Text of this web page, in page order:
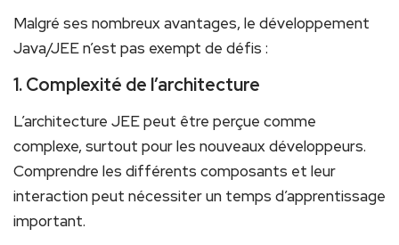
Malgré ses nombreux ‍avantages, le développement ​
Java/JEE n’est pas exempt de défis :
1. Complexité de l’architecture
L’architecture JEE peut ‌être perçue comme
complexe,‍ surtout pour les nouveaux développeurs.
Comprendre⁣ les différents composants et leur
interaction peut nécessiter un ‌temps d’apprentissage⁢
important.